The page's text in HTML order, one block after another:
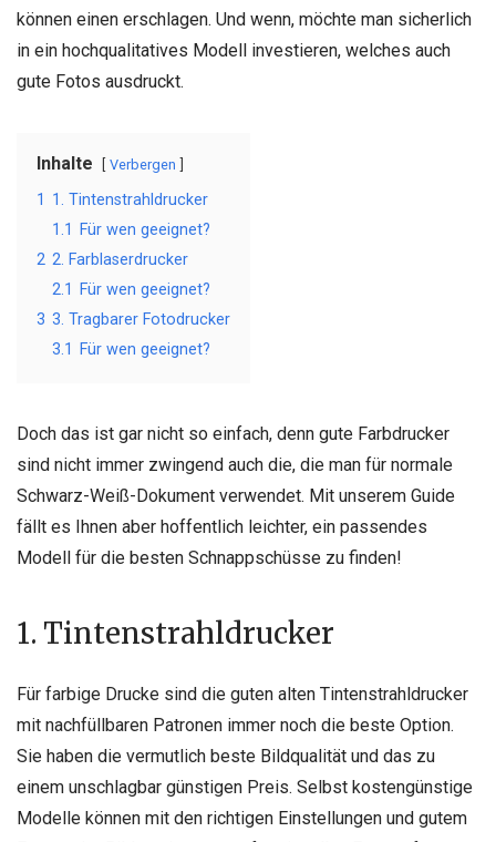
können einen erschlagen. Und wenn, möchte man sicherlich
in ein hochqualitatives Modell investieren, welches auch
gute Fotos ausdruckt.
Inhalte Verbergen
1 1. Tintenstrahldrucker
1.1
Für wen geeignet?
2 2. Farblaserdrucker
2.1
Für wen geeignet?
3 3. Tragbarer Fotodrucker
3.1
Für wen geeignet?
Doch das ist gar nicht so einfach, denn gute Farbdrucker
sind nicht immer zwingend auch die, die man für normale
Schwarz-Weiß-Dokument verwendet. Mit unserem Guide
fällt es Ihnen aber hoffentlich leichter, ein passendes
Modell für die besten Schnappschüsse zu finden!
1. Tintenstrahldrucker
Für farbige Drucke sind die guten alten Tintenstrahldrucker
mit nachfüllbaren Patronen immer noch die beste Option.
Sie haben die vermutlich beste Bildqualität und das zu
einem unschlagbar günstigen Preis. Selbst kostengünstige
Modelle können mit den richtigen Einstellungen und gutem